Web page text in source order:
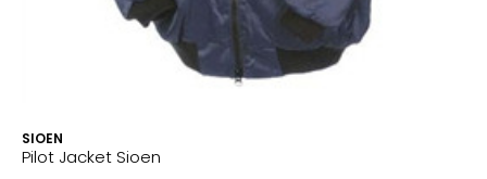
SIOEN
Pilot Jacket Sioen